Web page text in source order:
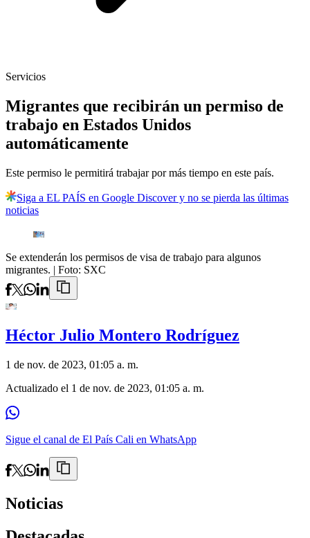
Servicios
Migrantes que recibirán un permiso de
trabajo en Estados Unidos
automáticamente
Este permiso le permitirá trabajar por más tiempo en este país.
Siga a EL PAÍS en Google Discover y no se pierda las últimas
noticias
Se extenderán los permisos de visa de trabajo para algunos
migrantes. | Foto: SXC
Héctor Julio Montero Rodríguez
1 de nov. de 2023, 01:05 a. m.
Actualizado el 1 de nov. de 2023, 01:05 a. m.
Sigue el canal de El País Cali en WhatsApp
Noticias